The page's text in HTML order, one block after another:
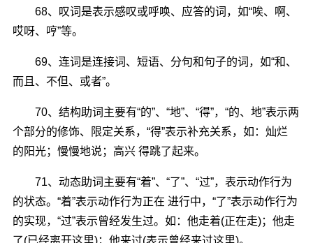
68、叹词是表示感叹或呼唤、应答的词，如“唉、啊、
哎呀、哼”等。
69、连词是连接词、短语、分句和句子的词，如“和、
而且、不但、或者”。
70、结构助词主要有“的”、“地”、“得”，“的、地”表示两
个部分的修饰、限定关系，“得”表示补充关系，如：灿烂
的阳光；慢慢地说；高兴 得跳了起来。
71、动态助词主要有“着”、“了”、“过”，表示动作行为
的状态。“着”表示动作行为正在 进行中，“了”表示动作行为
的实现，“过”表示曾经发生过。如：他走着(正在走)；他走
了(已经离开这里)；他来过(表示曾经来过这里)。